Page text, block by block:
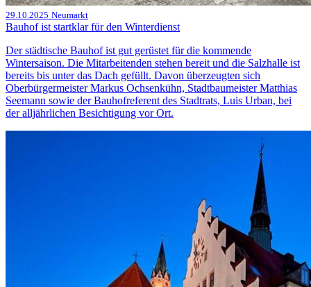
29.10.2025 Neumarkt
Bauhof ist startklar für den Winterdienst
Der städtische Bauhof ist gut gerüstet für die kommende
Wintersaison. Die Mitarbeitenden stehen bereit und die Salzhalle ist
bereits bis unter das Dach gefüllt. Davon überzeugten sich
Oberbürgermeister Markus Ochsenkühn, Stadtbaumeister Matthias
Seemann sowie der Bauhofreferent des Stadtrats, Luis Urban, bei
der alljährlichen Besichtigung vor Ort.